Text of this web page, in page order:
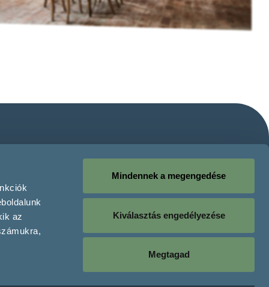
az
Mindennek a megengedése
Kiválasztás engedélyezése
Megtagad